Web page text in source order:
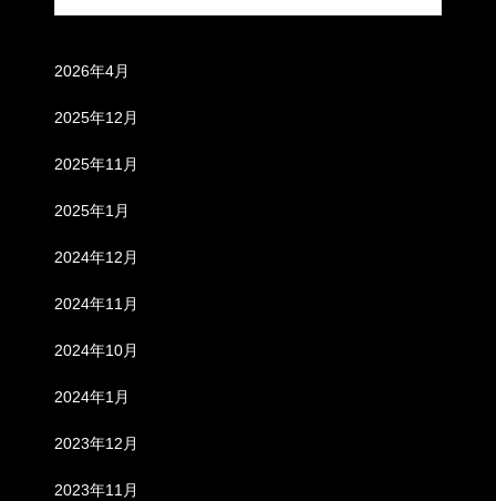
2026年4月
2025年12月
2025年11月
2025年1月
2024年12月
2024年11月
2024年10月
2024年1月
2023年12月
2023年11月